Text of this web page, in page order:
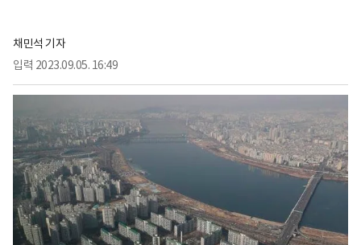
채민석 기자
입력 2023.09.05. 16:49